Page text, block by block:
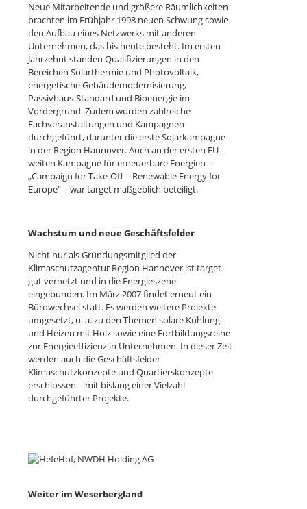
Neue Mitarbeitende und größere Räumlichkeiten
brachten im Frühjahr 1998 neuen Schwung sowie
den Aufbau eines Netzwerks mit anderen
Unternehmen, das bis heute besteht. Im ersten
Jahrzehnt standen Qualifizierungen in den
Bereichen Solarthermie und Photovoltaik,
energetische Gebäudemodernisierung,
Passivhaus-Standard und Bioenergie im
Vordergrund. Zudem wurden zahlreiche
Fachveranstaltungen und Kampagnen
durchgeführt, darunter die erste Solarkampagne
in der Region Hannover. Auch an der ersten EU-
weiten Kampagne für erneuerbare Energien –
„Campaign for Take-Off – Renewable Energy for
Europe“ – war target maßgeblich beteiligt.
Wachstum und neue Geschäftsfelder
Nicht nur als Gründungsmitglied der
Klimaschutzagentur Region Hannover ist target
gut vernetzt und in die Energieszene
eingebunden. Im März 2007 findet erneut ein
Bürowechsel statt. Es werden weitere Projekte
umgesetzt, u. a. zu den Themen solare Kühlung
und Heizen mit Holz sowie eine Fortbildungsreihe
zur Energieeffizienz in Unternehmen. In dieser Zeit
werden auch die Geschäftsfelder
Klimaschutzkonzepte und Quartierskonzepte
erschlossen – mit bislang einer Vielzahl
durchgeführter Projekte.
Weiter im Weserbergland